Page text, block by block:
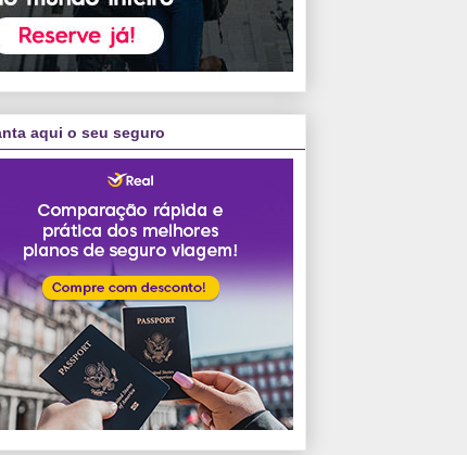
aqui o seu seguro